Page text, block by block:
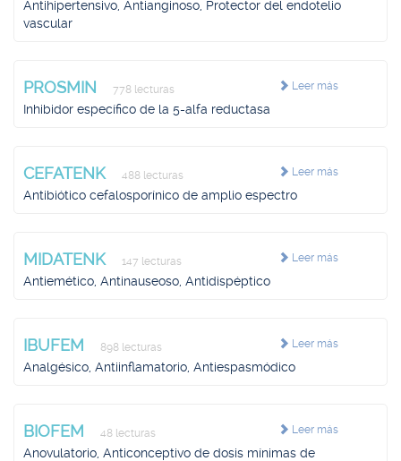
Antihipertensivo, Antianginoso, Protector del endotelio
vascular
Leer más
PROSMIN 778 lecturas
Inhibidor específico de la 5-alfa reductasa
Leer más
CEFATENK 488 lecturas
Antibiótico cefalosporínico de amplio espectro
Leer más
MIDATENK 147 lecturas
Antiemético, Antinauseoso, Antidispéptico
Leer más
IBUFEM 898 lecturas
Analgésico, Antiinflamatorio, Antiespasmódico
Leer más
BIOFEM 48 lecturas
Anovulatorio, Anticonceptivo de dosis mínimas de